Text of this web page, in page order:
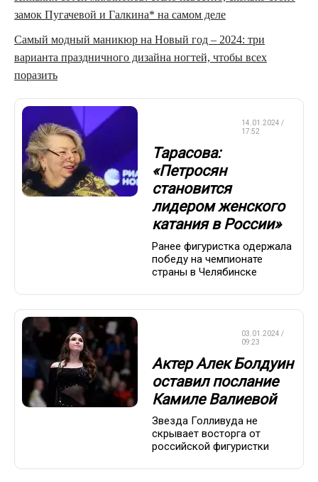
замок Пугачевой и Галкина* на самом деле
Самый модный маникюр на Новый год – 2024: три
варианта праздничного дизайна ногтей, чтобы всех
поразить
14.01.2024 /
17:52
Тарасова:
«Петросян
становится
лидером женского
катания в России»
Ранее фигуристка одержала
победу на чемпионате
страны в Челябинске
03.01.2024 /
09:23
Актер Алек Болдуин
оставил послание
Камиле Валиевой
Звезда Голливуда не
скрывает восторга от
российской фигуристки